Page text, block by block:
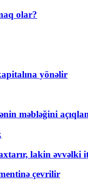
olar?
yönəlir
məbləğini
lakin əvvəlki
çevrilir